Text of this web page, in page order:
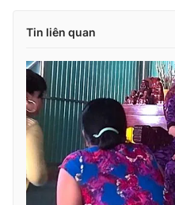
Tin liên quan